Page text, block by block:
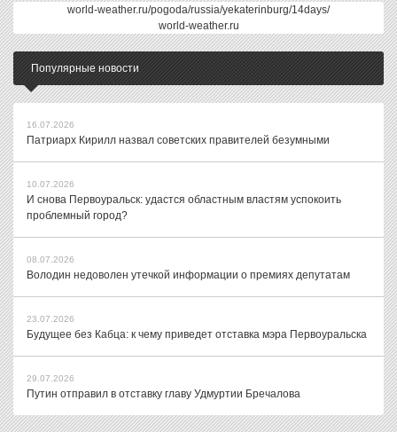
world-weather.ru/pogoda/russia/yekaterinburg/14days/
world-weather.ru
Популярные новости
16.07.2026
Патриарх Кирилл назвал советских правителей безумными
10.07.2026
И снова Первоуральск: удастся областным властям успокоить
проблемный город?
08.07.2026
Володин недоволен утечкой информации о премиях депутатам
23.07.2026
Будущее без Кабца: к чему приведет отставка мэра Первоуральска
29.07.2026
Путин отправил в отставку главу Удмуртии Бречалова